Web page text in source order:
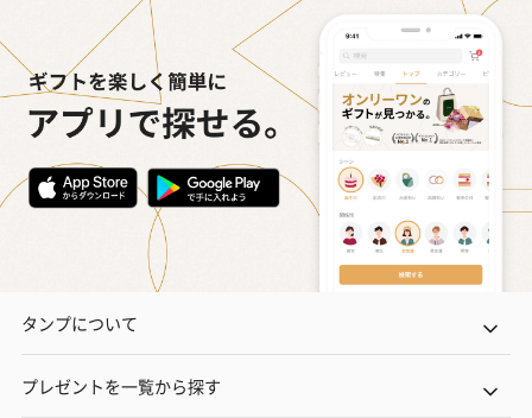
タンプについて
プレゼントを一覧から探す